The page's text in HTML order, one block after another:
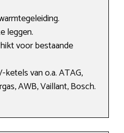
leggen.
voor bestaande
ketels van o.a. ATAG,
AWB, Vaillant, Bosch.